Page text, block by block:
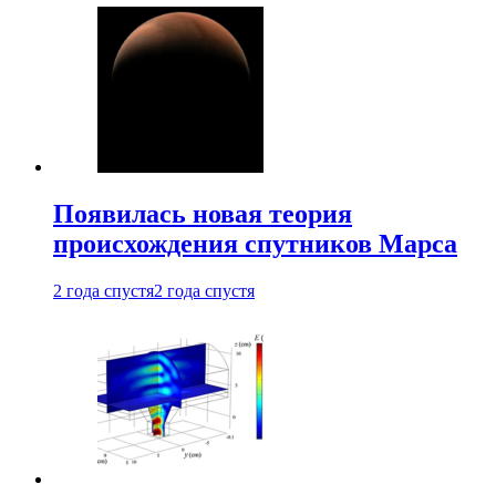
Появилась новая теория
происхождения спутников Марса
2 года спустя2 года спустя